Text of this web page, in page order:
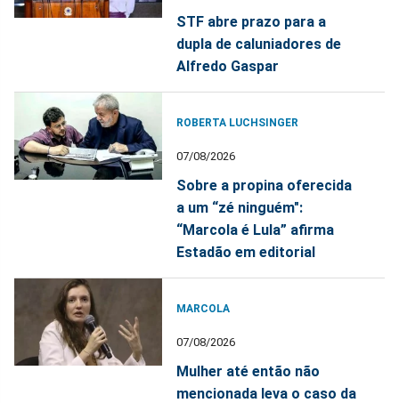
STF abre prazo para a
dupla de caluniadores de
Alfredo Gaspar
ROBERTA LUCHSINGER
07/08/2026
Sobre a propina oferecida
a um “zé ninguém":
“Marcola é Lula” afirma
Estadão em editorial
MARCOLA
07/08/2026
Mulher até então não
mencionada leva o caso da